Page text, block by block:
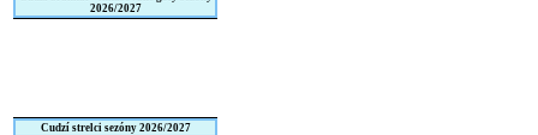
2026/2027
Cudzí strelci sezóny 2026/2027